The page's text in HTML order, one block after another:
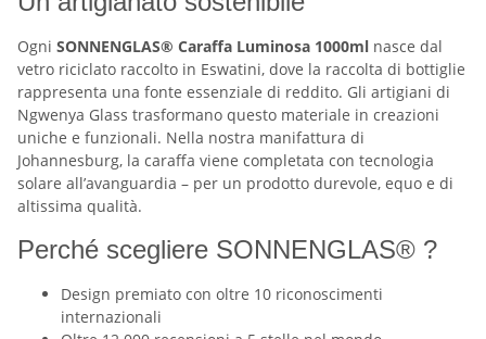
Ogni SONNENGLAS® Caraffa Luminosa 1000ml nasce dal
vetro riciclato raccolto in Eswatini, dove la raccolta di bottiglie
rappresenta una fonte essenziale di reddito. Gli artigiani di
Ngwenya Glass trasformano questo materiale in creazioni
uniche e funzionali. Nella nostra manifattura di
Johannesburg, la caraffa viene completata con tecnologia
solare all’avanguardia – per un prodotto durevole, equo e di
altissima qualità.
Perché scegliere SONNENGLAS® ?
Design premiato con oltre 10 riconoscimenti
internazionali